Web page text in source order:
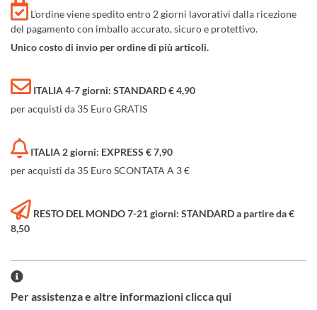
L'ordine viene spedito entro 2 giorni lavorativi dalla ricezione
del pagamento con imballo accurato, sicuro e protettivo.
Unico costo di invio per ordine di più articoli.
ITALIA 4-7 giorni: STANDARD € 4,90
per acquisti da 35 Euro GRATIS
ITALIA 2 giorni: EXPRESS € 7,90
per acquisti da 35 Euro SCONTATA A 3 €
RESTO DEL MONDO 7-21 giorni: STANDARD a partire da €
8,50
Per assistenza e altre informazioni clicca qui